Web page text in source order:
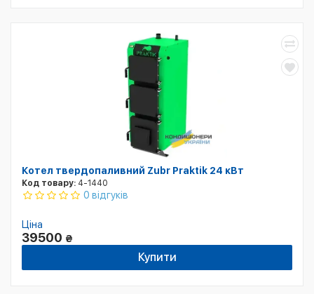
Котел твердопаливний Zubr Praktik 24 кВт
Код товару: 4-1440
0 відгуків
Ціна
39500 ₴
Купити